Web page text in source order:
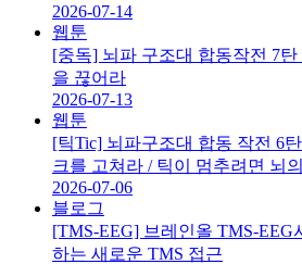
2026-07-14
웹툰
[중독] 뇌파 구조대 합동작전 7
을 끊어라
2026-07-13
웹툰
[틱Tic] 뇌파구조대 합동 작전 6
크를 고쳐라 / 틱이 멈추려면 뇌
2026-07-06
블로그
[TMS-EEG] 브레인올 TMS-EEG
하는 새로운 TMS 접근